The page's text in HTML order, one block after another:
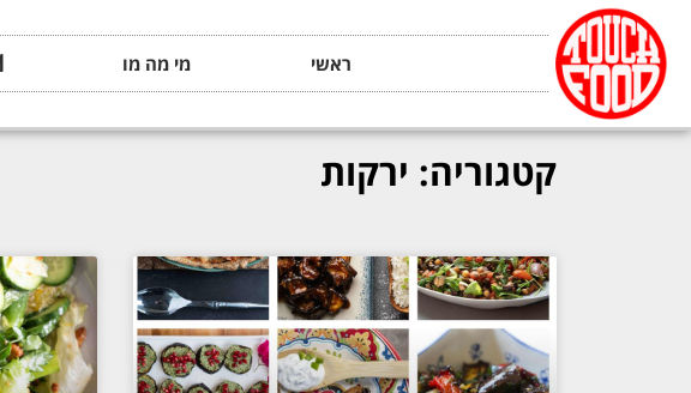
ראשי מי מה מו
קטגוריה: ירקות